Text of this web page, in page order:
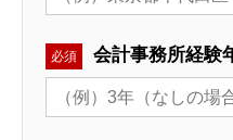
必須 会計事務所経験